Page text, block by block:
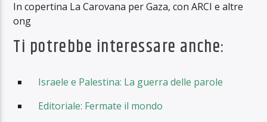
In copertina La Carovana per Gaza, con ARCI e altre
ong
Ti potrebbe interessare anche:
Israele e Palestina: La guerra delle parole
Editoriale: Fermate il mondo